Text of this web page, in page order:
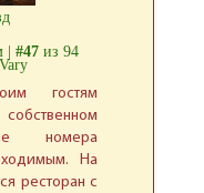
|#47 из 94
гостям
номера
На
ресторан с